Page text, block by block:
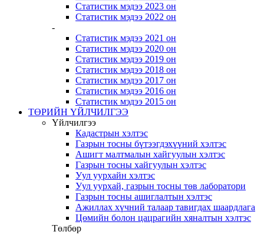
Статистик мэдээ 2023 он
Статистик мэдээ 2022 он
-
Статистик мэдээ 2021 он
Статистик мэдээ 2020 он
Статистик мэдээ 2019 он
Статистик мэдээ 2018 он
Статистик мэдээ 2017 он
Статистик мэдээ 2016 он
Статистик мэдээ 2015 он
ТӨРИЙН ҮЙЛЧИЛГЭЭ
Үйлчилгээ
Кадастрын хэлтэс
Газрын тосны бүтээгдэхүүний хэлтэс
Ашигт малтмалын хайгуулын хэлтэс
Газрын тосны хайгуулын хэлтэс
Уул уурхайн хэлтэс
Уул уурхай, газрын тосны төв лаборатори
Газрын тосны ашиглалтын хэлтэс
Ажиллах хүчний талаар тавигдах шаардлага
Цөмийн болон цацрагийн хяналтын хэлтэс
Төлбөр